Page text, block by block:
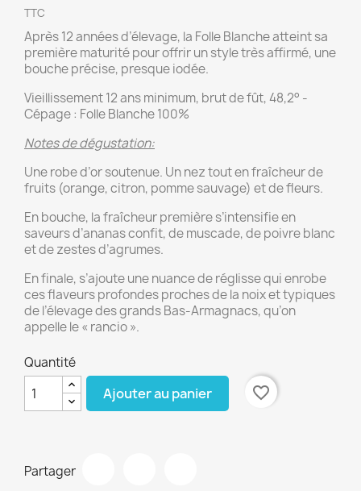
TTC
Après 12 années d’élevage, la Folle Blanche atteint sa
première maturité pour offrir un style très affirmé, une
bouche précise, presque iodée.
Vieillissement 12 ans minimum, brut de fût, 48,2° -
Cépage : Folle Blanche 100%
Notes de dégustation:
Une robe d’or soutenue. Un nez tout en fraîcheur de
fruits (orange, citron, pomme sauvage) et de fleurs.
En bouche, la fraîcheur première s’intensifie en
saveurs d’ananas confit, de muscade, de poivre blanc
et de zestes d’agrumes.
En finale, s’ajoute une nuance de réglisse qui enrobe
ces flaveurs profondes proches de la noix et typiques
de l’élevage des grands Bas-Armagnacs, qu’on
appelle le « rancio ».
Quantité
Ajouter au panier favorite_border
Partager